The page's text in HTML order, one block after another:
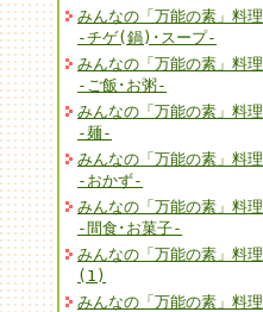
みんなの「万能の素」料理
-チゲ(鍋)･スープ-
みんなの「万能の素」料理
-ご飯･お粥-
みんなの「万能の素」料理
-麺-
みんなの「万能の素」料理
-おかず-
みんなの「万能の素」料理
-間食･お菓子-
みんなの「万能の素」料理
(1)
みんなの「万能の素」料理